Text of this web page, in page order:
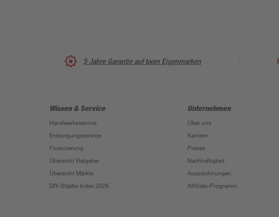
5 Jahre Garantie auf toom Eigenmarken
Wissen & Service
Handwerksservice
Entsorgungsservice
Finanzierung
Übersicht Ratgeber
Übersicht Märkte
DIY-Städte-Index 2026
Unternehmen
Über uns
Karriere
Presse
Nachhaltigkeit
Auszeichnungen
Affiliate-Programm